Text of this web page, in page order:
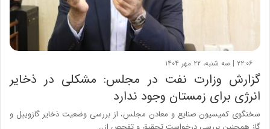
۲۲:۰۶ | سه شنبه، ۲۲ مهر ۱۴۰۴
گزارش وزارت نفت در مجلس: مشکلی در ذخایر
انرژی برای زمستان وجود ندارد
سخنگوی کمیسیون صنایع و معادن مجلس، از بررسی وضعیت ذخایر گازوییل و